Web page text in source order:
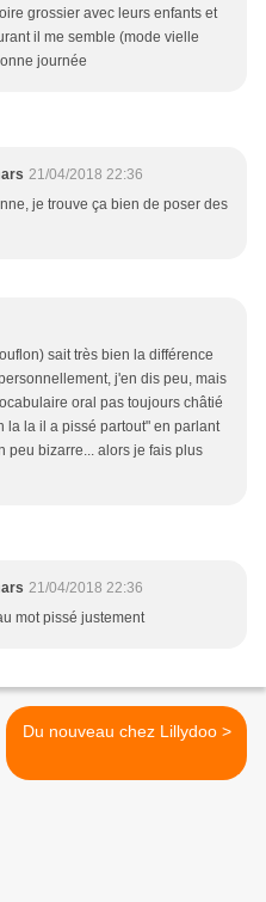
grossier avec leurs enfants et
il me semble (mode vielle
journée
21/04/2018 22:36
je trouve ça bien de poser des
sait très bien la différence
j'en dis peu, mais
oral pas toujours châtié
la la il a pissé partout" en parlant
peu bizarre... alors je fais plus
21/04/2018 22:36
mot pissé justement
Du nouveau chez Lillydoo >